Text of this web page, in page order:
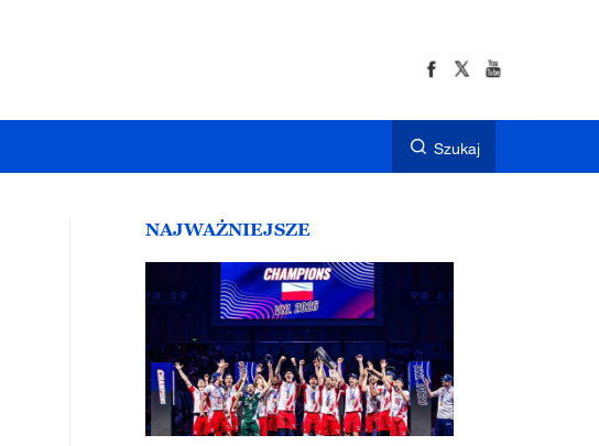
Szukaj
NAJWAŻNIEJSZE